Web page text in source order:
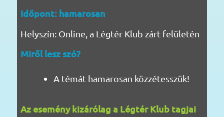
Időpont: hamarosan
Helyszín: Online, a Légtér Klub zárt felületén
Miről lesz szó?​​​​
A témát hamarosan közzétesszük!
Az esemény kizárólag a Légtér Klub tagjai